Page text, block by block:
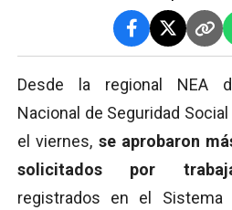
Desde la regional NEA
Nacional de Seguridad
el viernes, se aprobaron
solicitados por
registrados en el Sistema